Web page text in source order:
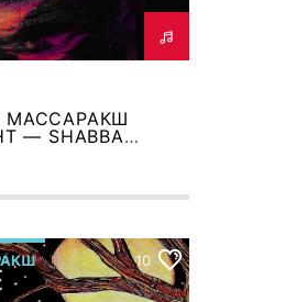
МАССАРАКШ
— SHABBAT
10